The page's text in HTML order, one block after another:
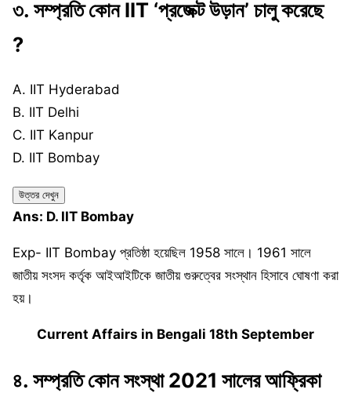
৩. সম্প্রতি কোন IIT ‘প্রজেক্ট উড়ান’ চালু করেছে
?
A. IIT Hyderabad
B. IIT Delhi
C. IIT Kanpur
D. IIT Bombay
উত্তর দেখুন
Ans: D. IIT Bombay
Exp- IIT Bombay প্রতিষ্ঠা হয়েছিল 1958 সালে। 1961 সালে
জাতীয় সংসদ কর্তৃক আইআইটিকে জাতীয় গুরুত্বের সংস্থান হিসাবে ঘোষণা করা
হয়।
Current Affairs in Bengali 18th September
৪. সম্প্রতি কোন সংস্থা 2021 সালের আফ্রিকা